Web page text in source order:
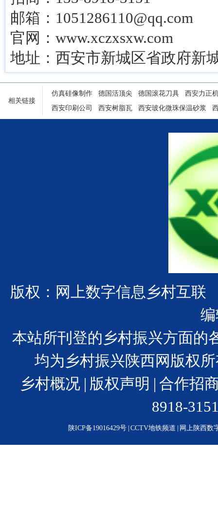
邮箱：1051286110@qq.com
官网：www.xczxsxw.com
地址：西安市新城区省政府新
相关链接
仿真硅像制作 德国活顶尖 德国滚花刀具
西安力正
西安印刷公司
西安树脂瓦 西安玻化微珠保温砂浆
版权：网上数字信息乡村互
本站所刊登的乡村振兴方面的
均为乡村振兴陕西网版权
乡村概况
版权声明 |合作招
8918-
陕ICP备19016429号 |CCTV地铁频道 网上陕西数